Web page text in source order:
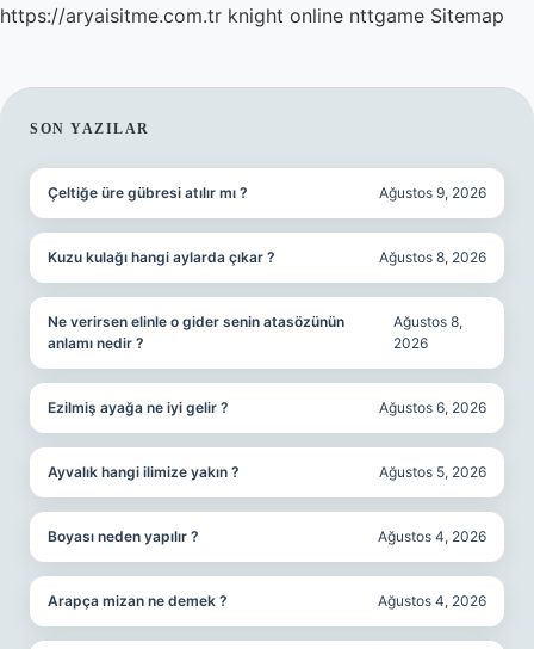
https://aryaisitme.com.tr knight online nttgame Sitemap
SIDEBAR
SON YAZILAR
Çeltiğe üre gübresi atılır mı ? Ağustos 9, 2026
Kuzu kulağı hangi aylarda çıkar ? Ağustos 8, 2026
Ne verirsen elinle o gider senin atasözünün
anlamı nedir ?
Ağustos 8,
2026
Ezilmiş ayağa ne iyi gelir ? Ağustos 6, 2026
Ayvalık hangi ilimize yakın ? Ağustos 5, 2026
Boyası neden yapılır ? Ağustos 4, 2026
Arapça mizan ne demek ? Ağustos 4, 2026